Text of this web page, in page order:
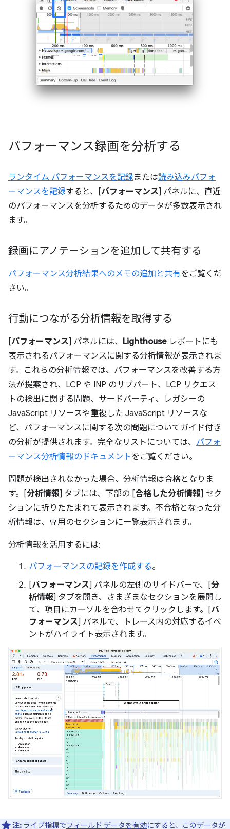
パフォーマンス録画を分析する
ランタイム パフォーマンスを記録 または読み込みパフォ
ーマンスを記録すると、[パフォーマンス] パネルに、直近
のパフォーマンスを分析するためのデータが多数表示され
ます。
録画にアノテーションを追加して共有する
パフォーマンス分析結果へのメモの追加と共有をご覧くだ
さい。
行動につながる分析情報を取得する
[パフォーマンス] パネルには、 Lighthouse レポートにも
表示されるパフォーマンスに関する分析情報が表示されま
す。これらの分析情報では、パフォーマンスを改善する方
法が提案され、LCP や INP のサブパート、LCP リクエス
トの検出に関する問題、サードパーティ、レガシーの
JavaScript リソースや重複した JavaScript リソースな
ど、パフォーマンスに関する次の問題についてガイド付き
の分析が提供されます。完全なリストについては、 パフォ
ーマンス分析情報のドキュメントをご覧ください。
問題が検出されなかった場合、分析情報は合格となりま
す。[分析情報] タブには、下部の [合格した分析情報] セク
ションに折りたたまれて表示されます。不合格となった分
析情報は、専用のセクションに一覧表示されます。
分析情報を活用するには:
パフォーマンスの記録を作成する。
[パフォーマンス] パネルの左側のサイドバーで、[分
析情報] タブを開き、さまざまなセクションを展開し
て、項目にカーソルを合わせてクリックします。[パ
フォーマンス] パネルで、トレース内の対応するイベ
ントがハイライト表示されます。
注: ライブ指標でフィールド データを有効にすると、このデータが